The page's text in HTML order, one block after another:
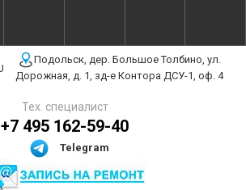
Подольск, дер. Большое Толбино, ул.
Дорожная, д. 1, зд-е Контора ДСУ-1, оф. 4
Тех. специалист
+7 495 162-59-40
Telegram